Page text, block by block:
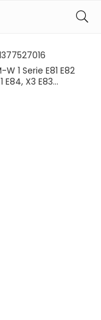
1 Serie E81 E82
E84, X3 E83…